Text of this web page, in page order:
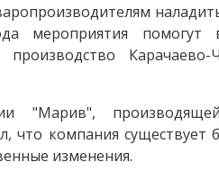
мероприятия помогут
Карачаево-
"Марив",
что компания существует
изменения.